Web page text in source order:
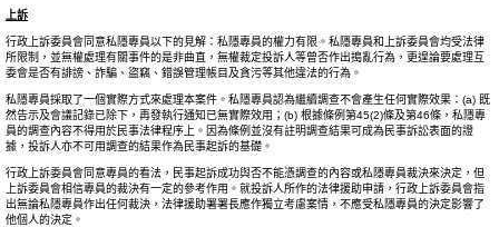
上訴
行政上訴委員會同意私隱專員以下的見解：私隱專員的權力有限。私隱專員和上訴委員會均受法律
所限制，並無權處理有關事件的是非曲直，無權裁定投訴人等曾否作出搗亂行為，更遑論要處理互
委會是否有誹謗、詐騙、盜竊、錯誤管理帳目及貪污等其他違法的行為。
私隱專員採取了一個實際方式來處理本案件。私隱專員認為繼續調查不會產生任何實際效果：(a) 既
然告示及會議記錄已除下，再發執行通知已無實際效用；(b) 根據條例第45(2)條及第46條，私隱專
員的調查內容不得用於民事法律程序上。因為條例並沒有註明調查結果可成為民事訴訟表面的證
據，投訴人亦不可用調查的結果作為民事起訴的基礎。
行政上訴委員會同意專員的看法，民事起訴成功與否不能憑調查的內容或私隱專員裁決來決定，但
上訴委員會相信專員的裁決有一定的參考作用。就投訴人所作的法律援助申請，行政上訴委員會指
出無論私隱專員作出任何裁決，法律援助署署長應作獨立考慮案情，不應受私隱專員的決定影響了
他個人的決定。